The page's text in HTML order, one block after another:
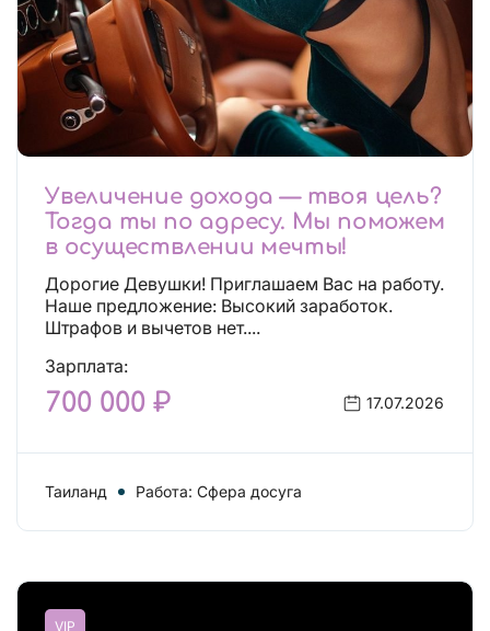
Увеличение дохода — твоя цель?
Тогда ты по адресу. Мы поможем
в осуществлении мечты!
Дорогие Девушки! Приглашаем Вас на работу.
Наше предложение: Высокий заработок.
Штрафов и вычетов нет....
Зарплата:
700 000 ₽ 17.07.2026
Таиланд Работа: Сфера досуга
VIP